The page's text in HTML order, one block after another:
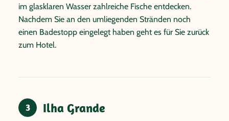
im glasklaren Wasser zahlreiche Fische entdecken.
Nachdem Sie an den umliegenden Stränden noch
einen Badestopp eingelegt haben geht es für Sie zurück
zum Hotel.
3 Ilha Grande